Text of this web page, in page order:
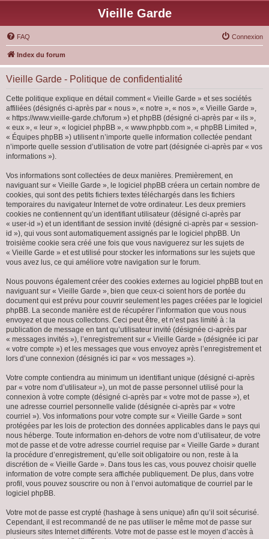
Vieille Garde
FAQ Connexion
Index du forum
Vieille Garde - Politique de confidentialité
Cette politique explique en détail comment « Vieille Garde » et ses sociétés
affiliées (désignés ci-après par « nous », « notre », « nos », « Vieille Garde »,
« https://www.vieille-garde.ch/forum ») et phpBB (désigné ci-après par « ils »,
« eux », « leur », « logiciel phpBB », « www.phpbb.com », « phpBB Limited »,
« Équipes phpBB ») utilisent n’importe quelle information collectée pendant
n’importe quelle session d’utilisation de votre part (désignée ci-après par « vos
informations »).
Vos informations sont collectées de deux manières. Premièrement, en
naviguant sur « Vieille Garde », le logiciel phpBB créera un certain nombre de
cookies, qui sont des petits fichiers textes téléchargés dans les fichiers
temporaires du navigateur Internet de votre ordinateur. Les deux premiers
cookies ne contiennent qu’un identifiant utilisateur (désigné ci-après par
« user-id ») et un identifiant de session invité (désigné ci-après par « session-
id »), qui vous sont automatiquement assignés par le logiciel phpBB. Un
troisième cookie sera créé une fois que vous naviguerez sur les sujets de
« Vieille Garde » et est utilisé pour stocker les informations sur les sujets que
vous avez lus, ce qui améliore votre navigation sur le forum.
Nous pouvons également créer des cookies externes au logiciel phpBB tout en
naviguant sur « Vieille Garde », bien que ceux-ci soient hors de portée du
document qui est prévu pour couvrir seulement les pages créées par le logiciel
phpBB. La seconde manière est de récupérer l’information que vous nous
envoyez et que nous collectons. Ceci peut être, et n’est pas limité à : la
publication de message en tant qu’utilisateur invité (désignée ci-après par
« messages invités »), l’enregistrement sur « Vieille Garde » (désignée ici par
« votre compte ») et les messages que vous envoyez après l’enregistrement et
lors d’une connexion (désignés ici par « vos messages »).
Votre compte contiendra au minimum un identifiant unique (désigné ci-après
par « votre nom d’utilisateur »), un mot de passe personnel utilisé pour la
connexion à votre compte (désigné ci-après par « votre mot de passe »), et
une adresse courriel personnelle valide (désignée ci-après par « votre
courriel »). Vos informations pour votre compte sur « Vieille Garde » sont
protégées par les lois de protection des données applicables dans le pays qui
nous héberge. Toute information en-dehors de votre nom d’utilisateur, de votre
mot de passe et de votre adresse courriel requise par « Vieille Garde » durant
la procédure d’enregistrement, qu’elle soit obligatoire ou non, reste à la
discrétion de « Vieille Garde ». Dans tous les cas, vous pouvez choisir quelle
information de votre compte sera affichée publiquement. De plus, dans votre
profil, vous pouvez souscrire ou non à l’envoi automatique de courriel par le
logiciel phpBB.
Votre mot de passe est crypté (hashage à sens unique) afin qu’il soit sécurisé.
Cependant, il est recommandé de ne pas utiliser le même mot de passe sur
plusieurs sites Internet différents. Votre mot de passe est le moyen d’accès à